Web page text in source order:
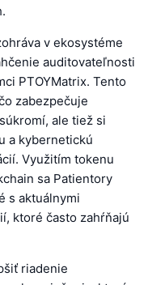
v ekosystéme
auditovateľnosti
PTOYMatrix. Tento
zabezpečuje
ale tiež si
a kybernetickú
Využitím tokenu
sa Patientory
s aktuálnymi
ktoré často zahŕňajú
riadenie